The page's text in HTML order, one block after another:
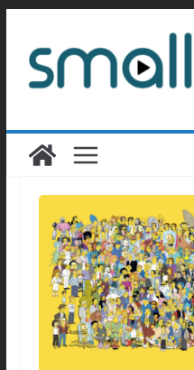
contenu